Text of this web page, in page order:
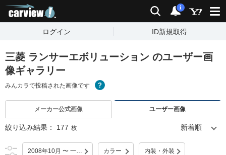
検索 通知
i
ログイン ID新規取得
三菱 ランサーエボリューション のユーザー画
像ギャラリー
みんカラで投稿された画像です
メーカー公式画像 ユーザー画像
絞り込み結果： 177 枚
2008年10月 〜 一部改良 カラー 内装・外装